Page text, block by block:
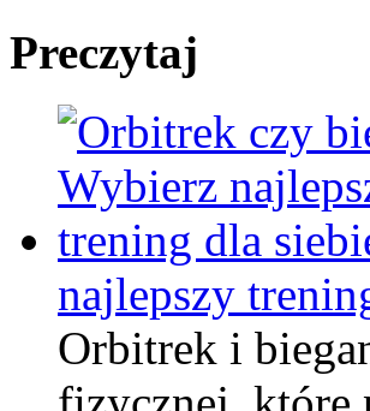
Preczytaj
najlepszy
Orbitrek i